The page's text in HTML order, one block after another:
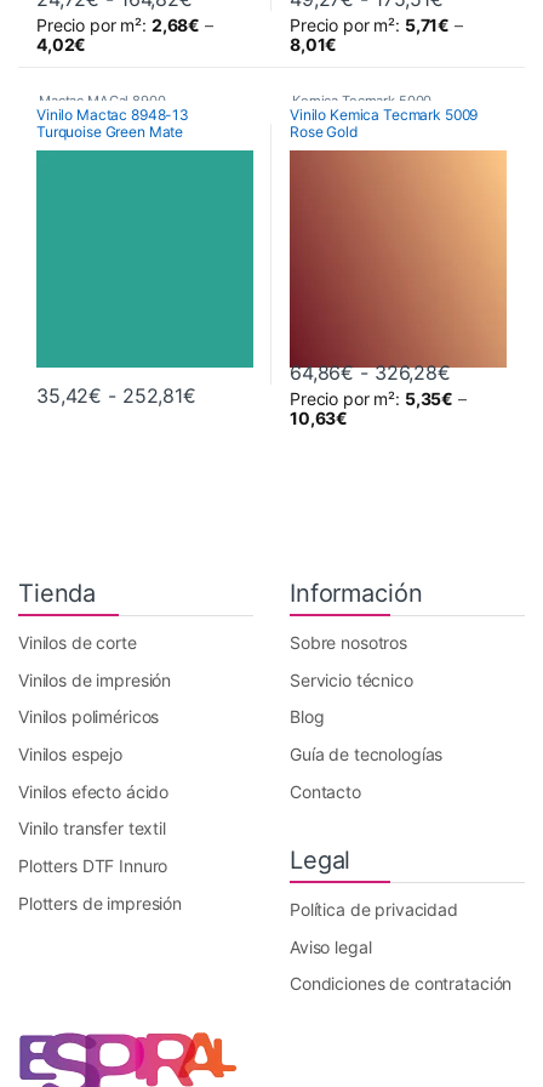
Precio por m²: 2,68€ –
4,02€
Este producto tiene múltiples variantes. Las opciones se
Precio por m²: 5,71€ –
8,01€
Este producto tiene múltiples
Mactac MACal 8900
Monoméricos,Vinilos De Corte
Vinilo Mactac 8948-13
Turquoise Green Mate
35,42€ - 252,81€Rango de precios: desde 35,42€
Este producto tiene múltiples variantes. Las opciones se
Kemica Tecmark 5000
Poliméricos
Vinilo Kemica Tecmark 5009
Rose Gold
64,86€ - 326,28€Rango
Precio por m²: 5,35€ –
10,63€
Este producto tiene múltiples
Tienda
Vinilos de corte
Vinilos de impresión
Vinilos poliméricos
Vinilos espejo
Vinilos efecto ácido
Vinilo transfer textil
Plotters DTF Innuro
Plotters de impresión
Información
Sobre nosotros
Servicio técnico
Blog
Guía de tecnologías
Contacto
Legal
Política de privacidad
Aviso legal
Condiciones de contratación